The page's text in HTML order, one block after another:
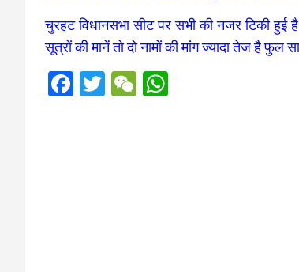
चुरहट विधानसभा सीट पर सभी की नजर टिकी हुई
सूत्रों की मानें तो दो नामों की मांग ज्यादा तेज है फुल
F
T
W